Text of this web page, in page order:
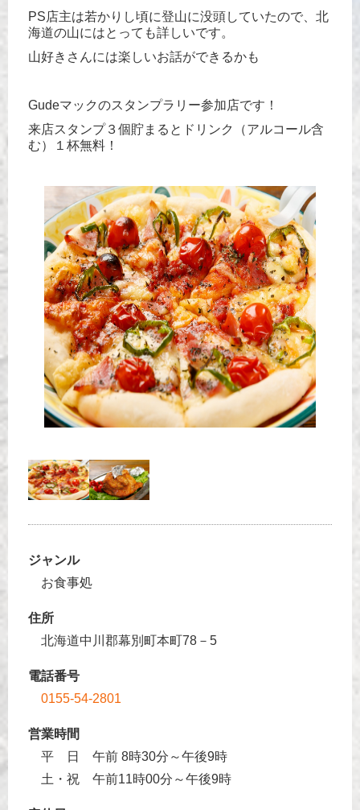
PS店主は若かりし頃に登山に没頭していたので、北
海道の山にはとっても詳しいです。
山好きさんには楽しいお話ができるかも
Gudeマックのスタンプラリー参加店です！
来店スタンプ３個貯まるとドリンク（アルコール含
む）１杯無料！
ジャンル
お食事処
住所
北海道中川郡幕別町本町78－5
電話番号
0155-54-2801
営業時間
平 日 午前 8時30分～午後9時
土・祝 午前11時00分～午後9時